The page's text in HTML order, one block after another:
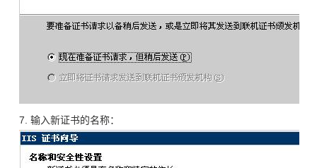
7. 输入新证书的名称：